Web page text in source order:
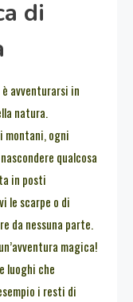
di
avventurarsi in
natura.
montani, ogni
qualcosa
in posti
le scarpe o di
da nessuna parte.
magica!
luoghi che
i resti di